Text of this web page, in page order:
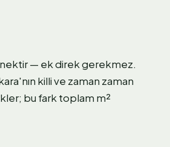
— ek direk gerekmez.
killi ve zaman zaman
bu fark toplam m²